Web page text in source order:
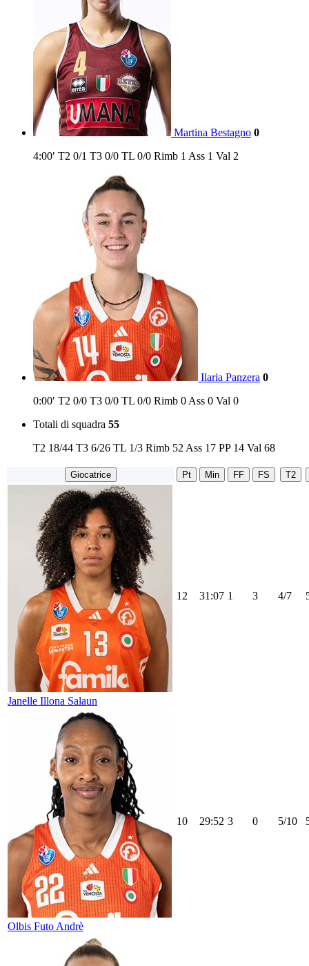
Martina Bestagno 0
4:00′ T2 0/1 T3 0/0 TL 0/0 Rimb 1 Ass 1 Val 2
Ilaria Panzera 0
0:00′ T2 0/0 T3 0/0 TL 0/0 Rimb 0 Ass 0 Val 0
Totali di squadra 55
T2 18/44 T3 6/26 TL 1/3 Rimb 52 Ass 17 PP 14 Val 68
Giocatrice Pt Min FF FS T2
Janelle Illona Salaun
12 31:07 1 3 4/7
Olbis Futo Andrè
10 29:52 3 0 5/10